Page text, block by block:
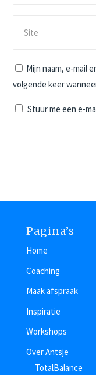
Mijn naam, e-mail
volgende keer
Stuur me een e-
Pagina’s
Home
Coaching
Maak afspraak
Inspiratie
Workshops
Over Antsje
TotalBalance